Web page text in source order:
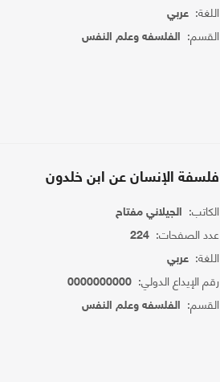
اللغة:عربي
القسم: الفلسفه وعلم النفس
فلسفة الإنسان عن ابن خلدون
الكاتب: الجيلاني مفتاح
عدد الصفحات:224
اللغة:عربي
رقم الإيداع الدولي:0000000000
القسم: الفلسفه وعلم النفس